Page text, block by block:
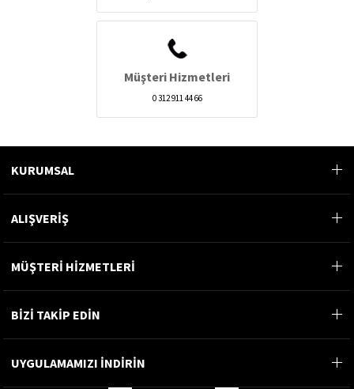
Müşteri Hizmetleri
0 312 911 44 66
KURUMSAL
ALIŞVERİŞ
MÜŞTERİ HİZMETLERİ
BİZİ TAKİP EDİN
UYGULAMAMIZI İNDİRİN